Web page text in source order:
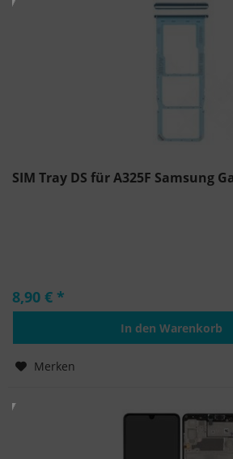
SIM Tray DS für A325F Samsung
8,90 € *
In den Warenkorb
Merken